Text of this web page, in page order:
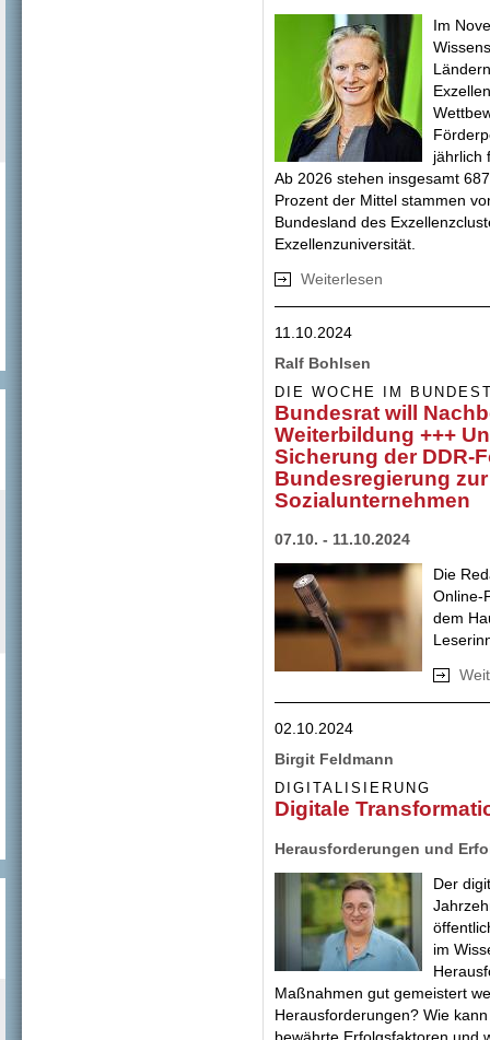
Im
jährlich
Ab 2026 stehen insgesamt
Prozent der Mittel stammen
Bundesland des
Exzellenzuniversität.
Weiterlesen
11.10.2024
Ralf Bohlsen
DIE WOCHE IM
Bundesrat will
Weiterbildung +++
Sicherung der DDR-
Bundesregierung
Sozialunternehmen
07.10. - 11.10.2024
Die
Online-
dem
02.10.2024
Birgit Feldmann
DIGITALISIERUNG
Digitale
Herausforderungen und
Der
im
Maßnahmen gut gemeistert
Herausforderungen? Wie